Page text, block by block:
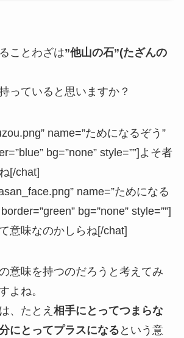
ことわざは”他山の石”(たざんの
っていると思いますか？
name=”ためになるぞう”
bg=”none” style=””]よそ者
[/chat]
name=”ためになる
bg=”none” style=””]
意味なのかしらね[/chat]
意味を持つのだろうと考えてみ
よね。
、たとえ 相手にとってつまらな
にとってプラスになる という意